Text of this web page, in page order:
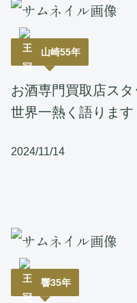
山崎55年
お酒専門買取店ス
世界一熱く語ります
2024/11/14
響35年